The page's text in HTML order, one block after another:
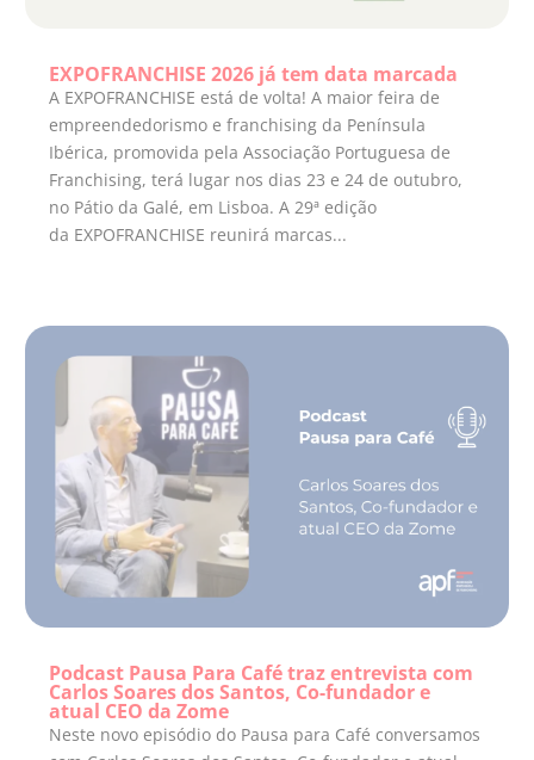
EXPOFRANCHISE 2026 já tem data marcada
A EXPOFRANCHISE está de volta! A maior feira de
empreendedorismo e franchising da Península
Ibérica, promovida pela Associação Portuguesa de
Franchising, terá lugar nos dias 23 e 24 de outubro,
no Pátio da Galé, em Lisboa. A 29ª edição
da EXPOFRANCHISE reunirá marcas...
Podcast Pausa Para Café traz entrevista com
Carlos Soares dos Santos, Co-fundador e
atual CEO da Zome
Neste novo episódio do Pausa para Café conversamos